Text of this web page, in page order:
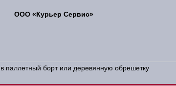
ООО «Курьер Сервис»
паллетный борт или деревянную обрешетку